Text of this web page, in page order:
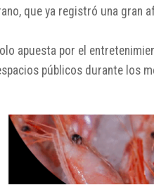
que ya registró una gran
apuesta por el
públicos durante los